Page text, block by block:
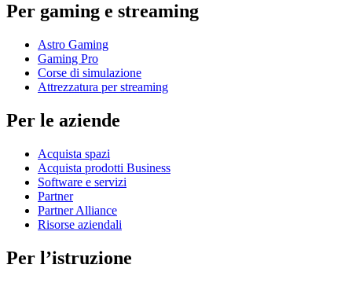
Per gaming e streaming
Astro Gaming
Gaming Pro
Corse di simulazione
Attrezzatura per streaming
Per le aziende
Acquista spazi
Acquista prodotti Business
Software e servizi
Partner
Partner Alliance
Risorse aziendali
Per l’istruzione